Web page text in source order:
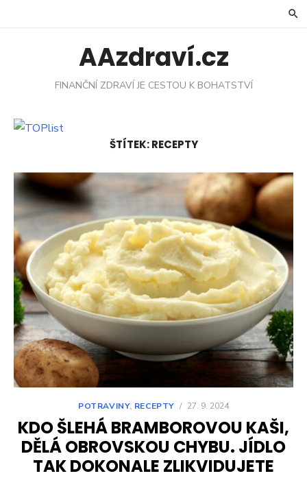
AAzdraví.cz
FINANČNÍ ZDRAVÍ JE CESTOU K BOHATSTVÍ
ŠTÍTEK:RECEPTY
POTRAVINY, RECEPTY / 27. 9. 2024
KDO ŠLEHÁ BRAMBOROVOU KAŠI,
DĚLÁ OBROVSKOU CHYBU. JÍDLO
TAK DOKONALE ZLIKVIDUJETE